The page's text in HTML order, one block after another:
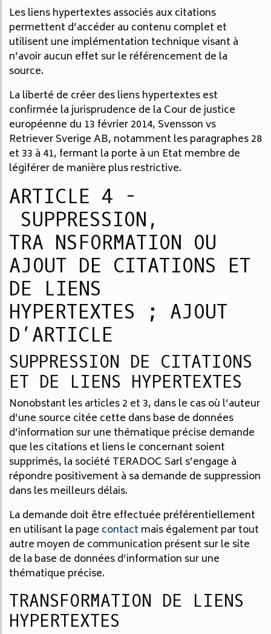
Les liens hypertextes associés aux citations
permettent d’accéder au contenu complet et
utilisent une implémentation technique visant à
n’avoir aucun effet sur le référencement de la
source.
La liberté de créer des liens hypertextes est
confirmée la jurisprudence de la Cour de justice
européenne du 13 février 2014, Svensson vs
Retriever Sverige AB, notamment les paragraphes 28
et 33 à 41, fermant la porte à un Etat membre de
légiférer de manière plus restrictive.
ARTICLE 4 -
SUPPRESSION,
TRA NSFORMATION OU
AJOUT DE CITATIONS ET
DE LIENS
HYPERTEXTES ; AJOUT
D’ARTICLE
SUPPRESSION DE CITATIONS
ET DE LIENS HYPERTEXTES
Nonobstant les articles 2 et 3, dans le cas où l’auteur
d’une source citée cette dans base de données
d’information sur une thématique précise demande
que les citations et liens le concernant soient
supprimés, la société TERADOC Sarl s’engage à
répondre positivement à sa demande de suppression
dans les meilleurs délais.
La demande doit être effectuée préférentiellement
en utilisant la page contact mais également par tout
autre moyen de communication présent sur le site
de la base de données d’information sur une
thématique précise.
TRANSFORMATION DE LIENS
HYPERTEXTES